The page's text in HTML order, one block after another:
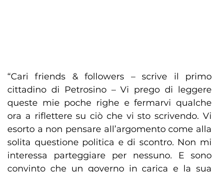
“Cari friends & followers – scrive il primo
cittadino di Petrosino – Vi prego di leggere
queste mie poche righe e fermarvi qualche
ora a riflettere su ciò che vi sto scrivendo. Vi
esorto a non pensare all’argomento come alla
solita questione politica e di scontro. Non mi
interessa parteggiare per nessuno. E sono
convinto che un governo in carica e la sua